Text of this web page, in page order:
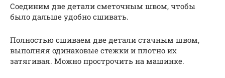
Соединим две детали сметочным швом, чтобы
было дальше удобно сшивать.
Полностью сшиваем две детали стачным швом,
выполняя одинаковые стежки и плотно их
затягивая. Можно прострочить на машинке.